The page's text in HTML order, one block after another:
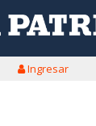
Ingresar